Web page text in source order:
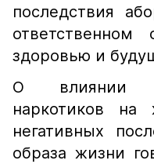
последствия
здоровью и
О влиянии
наркотиков на
негативных
образа жизни